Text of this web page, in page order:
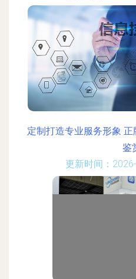
定制打造专业服务形象
鉴
更新时间：